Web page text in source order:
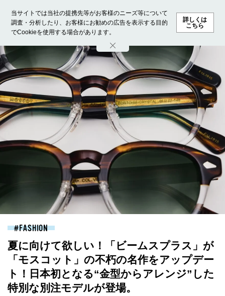
当サイトでは当社の提携先等がお客様のニーズ等について
調査・分析したり、お客様にお勧めの広告を表示する目的
でCookieを使用する場合があります。
詳しくは
こちら
ホーム モデル募集 ランキング ファッション ビューテ
FASHION
夏に向けて欲しい！「ビームスプラス」が
「モスコット」の不朽の名作をアップデー
ト！日本初となる“金型からアレンジ”した
特別な別注モデルが登場。